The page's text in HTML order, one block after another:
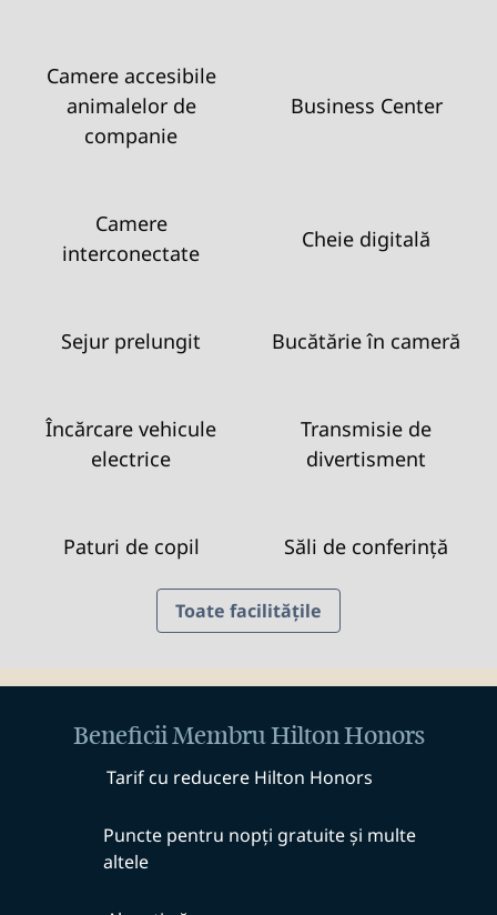
Camere accesibile
animalelor de
companie
Business Center
Camere
interconectate
Cheie digitală
Sejur prelungit Bucătărie în cameră
Încărcare vehicule
electrice
Transmisie de
divertisment
Paturi de copil Săli de conferință
Toate facilitățile
Beneficii Membru Hilton Honors
Tarif cu reducere Hilton Honors
Puncte pentru nopți gratuite și multe
altele